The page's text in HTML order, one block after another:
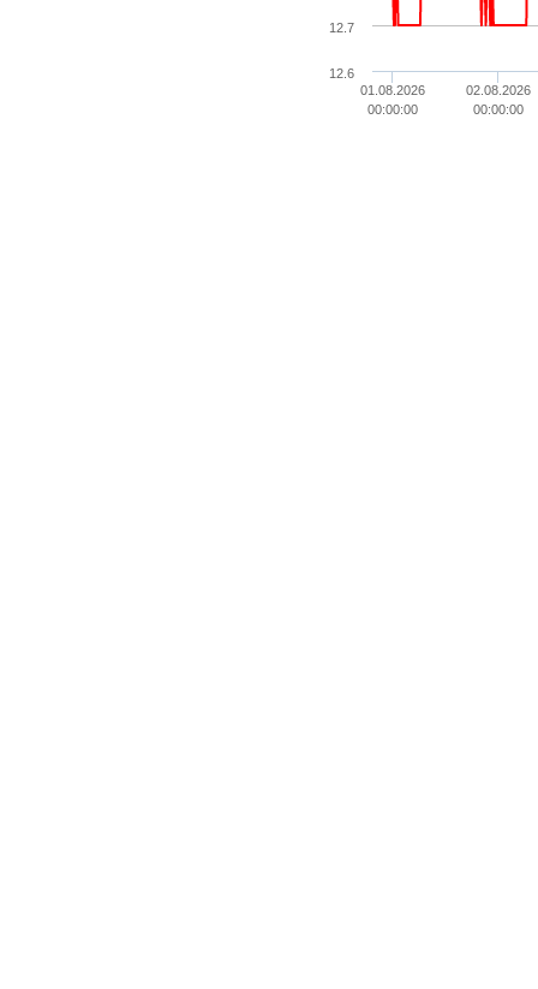
01.08.2026
00:00:00
02.08.2026
00:00:00
12.6
12.7